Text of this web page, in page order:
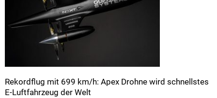
Rekordflug mit 699 km/h: Apex Drohne wird schnellstes
E-Luftfahrzeug der Welt